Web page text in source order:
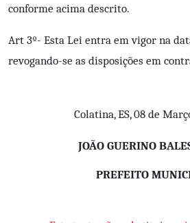
conforme acima descrito.
Art 3º- Esta Lei entra em vigor na
revogando-se as disposições em
Colatina, ES, 08 de
JOÃO GUERINO
PREFEITO